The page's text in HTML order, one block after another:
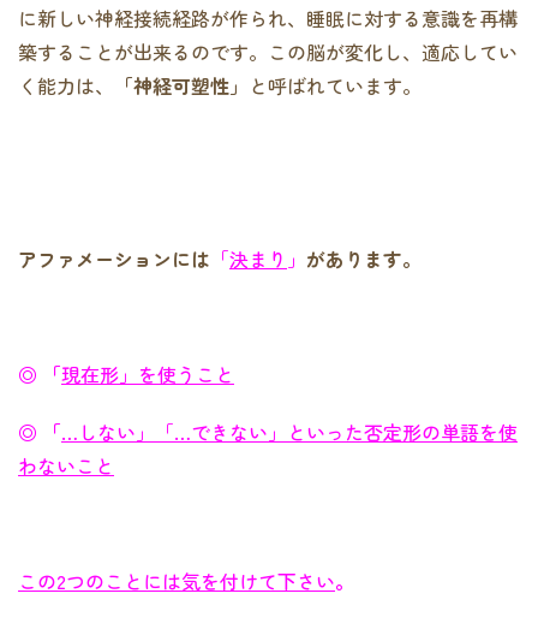
に新しい神経接続経路が作られ、睡眠に対する意識を再構
築することが出来るのです。この脳が変化し、適応してい
く能力は、
「神経可塑性」 と呼ばれています。
アファメーションには 「決まり 」 があります。
◎ 「現在形」を使うこと
◎ 「…しない」「…できない」といった否定形の単語を使
わないこと
この2つのことには気を付けて下さい。